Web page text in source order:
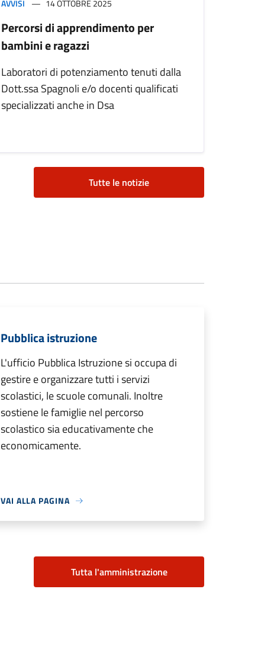
AVVISI 14 OTTOBRE 2025
Percorsi di apprendimento per
bambini e ragazzi
Laboratori di potenziamento tenuti dalla
Dott.ssa Spagnoli e/o docenti qualificati
specializzati anche in Dsa
Tutte le notizie
Pubblica istruzione
L'ufficio Pubblica Istruzione si occupa di
gestire e organizzare tutti i servizi
scolastici, le scuole comunali. Inoltre
sostiene le famiglie nel percorso
scolastico sia educativamente che
economicamente.
VAI ALLA PAGINA
Tutta l'amministrazione